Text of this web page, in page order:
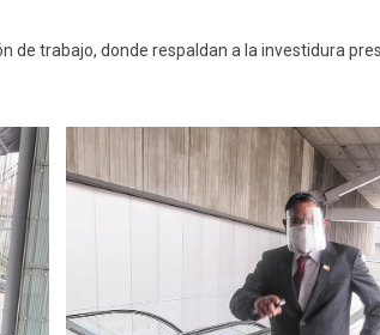
de trabajo, donde respaldan a la investidura